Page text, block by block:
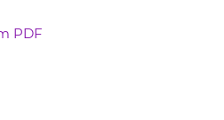
PDF